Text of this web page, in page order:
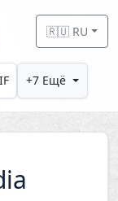
🇷🇺 RU
+7 Ещё